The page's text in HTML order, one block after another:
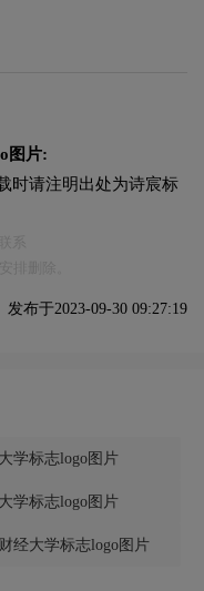
图片:
时请注明出处为诗宸标
发布于2023-09-30 09:27:19
学标志logo图片
学标志logo图片
经大学标志logo图片